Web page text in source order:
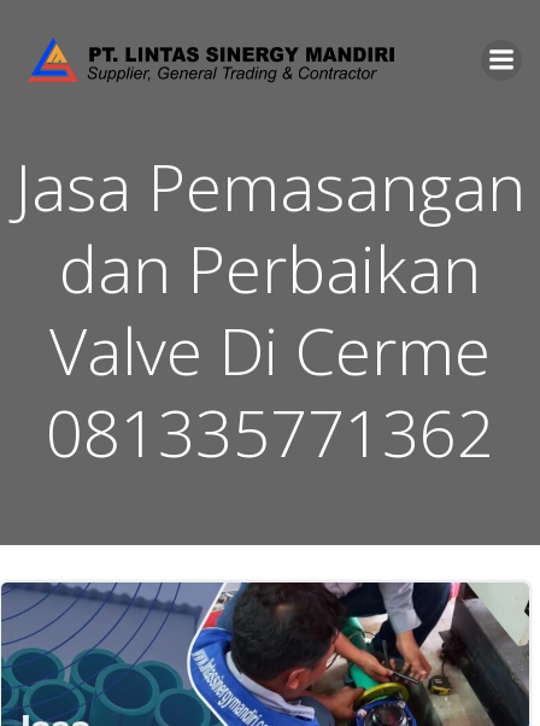
to
content
Jasa Pemasangan
dan Perbaikan
Valve Di Cerme
081335771362